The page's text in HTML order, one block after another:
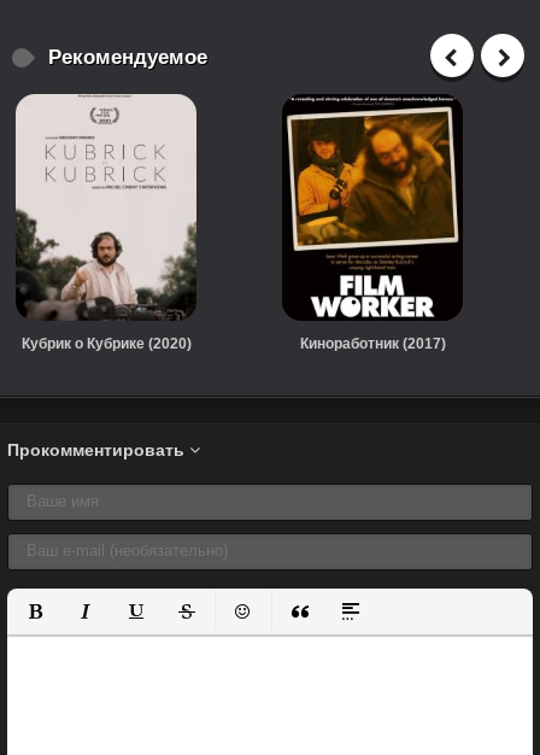
Рекомендуемое
Кубрик о Кубрике (2020) Киноработник (2017)
Прокомментировать
Полужирный
КурсивПодчеркнутый
ЗачеркнутыйВставить смайлик
Вставка цитаты
Вставка спойлера